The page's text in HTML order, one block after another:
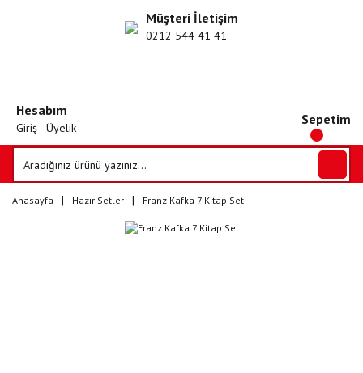
Müşteri İletişim
0212 544 41 41
Hesabım
Giriş - Üyelik
Sepetim
Anasayfa Hazır Setler Franz Kafka 7 Kitap Set